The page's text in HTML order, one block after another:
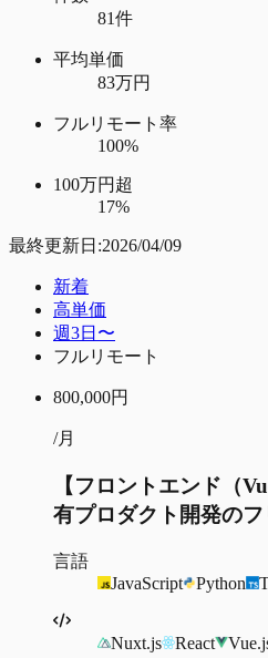
81件
平均単価
83万円
フルリモート率
100%
100万円超
17%
最終更新日:2026/04/09
新着
高単価
週3日〜
フルリモート
800,000円
/月
【フロントエンド（
有プロダクト開発の
言語
JavaScript
Python
Nuxt.js React